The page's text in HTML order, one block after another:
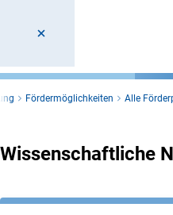
Fördermöglichkeiten Alle
Wissenschaftliche